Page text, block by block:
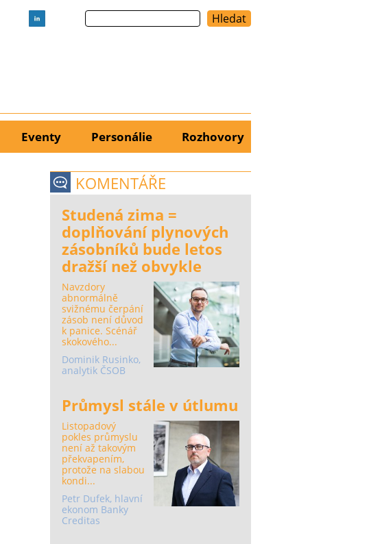
Hledat
Eventy Personálie Rozhovory
KOMENTÁŘE
Studená zima =
doplňování plynových
zásobníků bude letos
dražší než obvykle
Navzdory
abnormálně
svižnému čerpání
zásob není důvod
k panice. Scénář
skokového...
Dominik Rusinko,
analytik ČSOB
Průmysl stále v útlumu
Listopadový
pokles průmyslu
není až takovým
překvapením,
protože na slabou
kondi...
Petr Dufek, hlavní
ekonom Banky
Creditas